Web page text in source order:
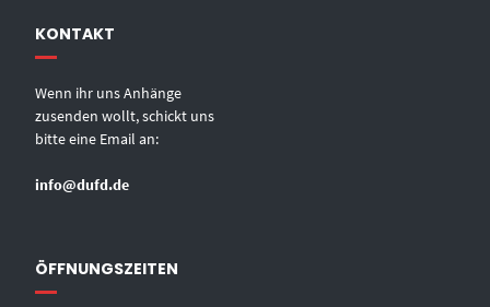
KONTAKT
Wenn ihr uns Anhänge
zusenden wollt, schickt uns
bitte eine Email an:
info@dufd.de
ÖFFNUNGSZEITEN